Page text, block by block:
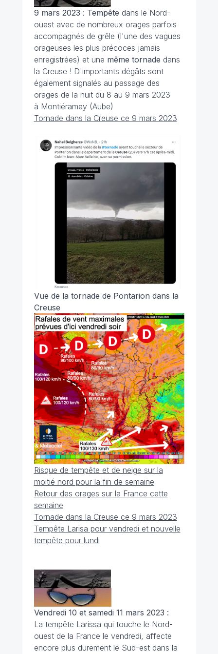
9 mars 2023 : Tempête dans le Nord-
ouest avec de nombreux orages parfois
accompagnés de grêle (l'une des vagues
orageuses les plus précoces jamais
enregistrées) et une même tornade dans
la Creuse ! D'importants dégâts sont
également signalés au passage des
orages de la nuit du 8 au 9 mars 2023
à Montiéramey (Aube)
Tornade dans la Creuse ce 9 mars 2023
Vue de la tornade de Pontarion dans la
Creuse
Risque de tempête et de neige sur la
moitié nord pour la fin de semaine
Retour des orages sur la France cette
semaine
Tornade dans la Creuse ce 9 mars 2023
Tempête Larisa pour vendredi et nouvelle
tempête pour lundi
Vendredi 10 et samedi 11 mars 2023 :
La tempête Larissa qui touche le Nord-
ouest de la France le vendredi, affecte
encore plus durement le Sud-est dans la